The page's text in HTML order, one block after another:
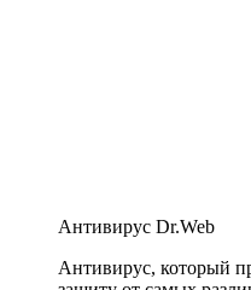
Антивирус Dr.Web
Антивирус, который